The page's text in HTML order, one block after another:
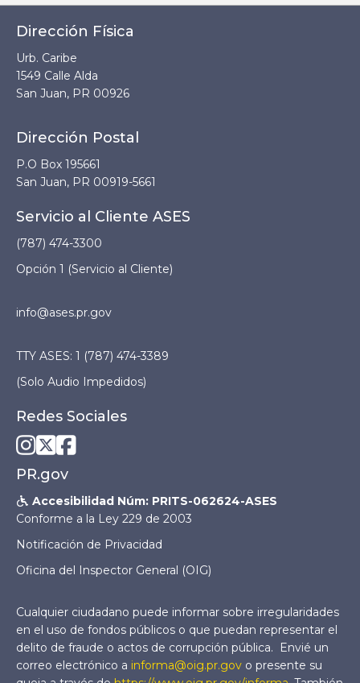
Dirección Física
Urb. Caribe
1549 Calle Alda
San Juan, PR 00926
Dirección Postal
P.O Box 195661
San Juan, PR 00919-5661
Servicio al Cliente ASES
(787) 474-3300
Opción 1 (Servicio al Cliente)
info@ases.pr.gov
TTY ASES: 1 (787) 474-3389
(Solo Audio Impedidos)
Redes Sociales

PR.gov
 Accesibilidad Núm: PRITS-062624-ASES
Conforme a la Ley 229 de 2003
Notificación de Privacidad
Oficina del Inspector General (OIG)
Cualquier ciudadano puede informar sobre irregularidades
en el uso de fondos públicos o que puedan representar el
delito de fraude o actos de corrupción pública. Envié un
correo electrónico a informa@oig.pr.gov o presente su